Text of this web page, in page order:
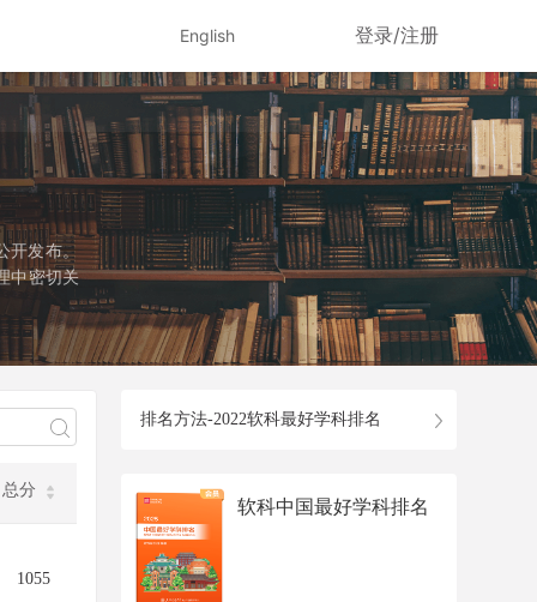
登录/注册
English
开发布。
中密切关
是国务院
学科设有
专业学位
总分
1055
排名方法-2022软科最好学科排名
软科中国最好学科排名